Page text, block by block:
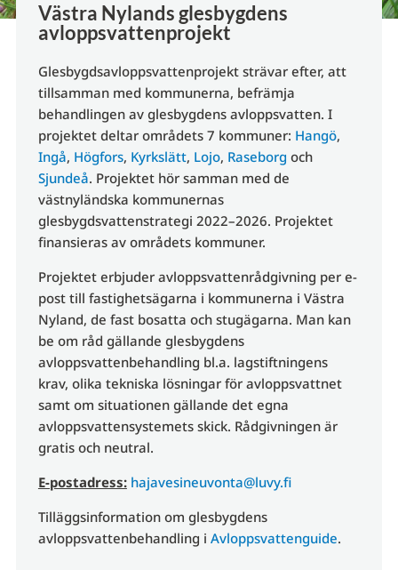
Västra Nylands glesbygdens
avloppsvattenprojekt
Glesbygdsavloppsvattenprojekt strävar efter, att
tillsamman med kommunerna, befrämja
behandlingen av glesbygdens avloppsvatten. I
projektet deltar områdets 7 kommuner: Hangö,
Ingå, Högfors, Kyrkslätt, Lojo, Raseborg och
Sjundeå. Projektet hör samman med de
västnyländska kommunernas
glesbygdsvattenstrategi 2022–2026. Projektet
finansieras av områdets kommuner.
Projektet erbjuder avloppsvattenrådgivning per e-
post till fastighetsägarna i kommunerna i Västra
Nyland, de fast bosatta och stugägarna. Man kan
be om råd gällande glesbygdens
avloppsvattenbehandling bl.a. lagstiftningens
krav, olika tekniska lösningar för avloppsvattnet
samt om situationen gällande det egna
avloppsvattensystemets skick. Rådgivningen är
gratis och neutral.
E-postadress: hajavesineuvonta@luvy.fi
Tilläggsinformation om glesbygdens
avloppsvattenbehandling i Avloppsvattenguide.